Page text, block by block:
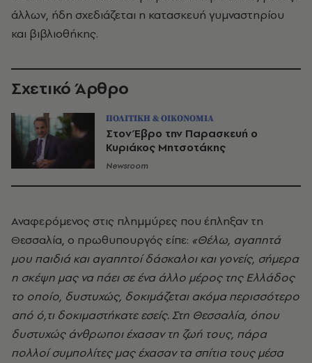
άλλων, ήδη σχεδιάζεται η κατασκευή γυμναστηρίου
και βιβλιοθήκης.
Σχετικό Άρθρο
ΠΟΛΙΤΙΚΗ & ΟΙΚΟΝΟΜΙΑ
Στον Έβρο την Παρασκευή ο
Κυριάκος Μητσοτάκης
Newsroom
Αναφερόμενος στις πλημμύρες που έπληξαν τη
Θεσσαλία, ο πρωθυπουργός είπε: «Θέλω, αγαπητά
μου παιδιά και αγαπητοί δάσκαλοι και γονείς, σήμερα
η σκέψη μας να πάει σε ένα άλλο μέρος της Ελλάδος
το οποίο, δυστυχώς, δοκιμάζεται ακόμα περισσότερο
από ό,τι δοκιμαστήκατε εσείς. Στη Θεσσαλία, όπου
δυστυχώς άνθρωποι έχασαν τη ζωή τους, πάρα
πολλοί συμπολίτες μας έχασαν τα σπίτια τους μέσα